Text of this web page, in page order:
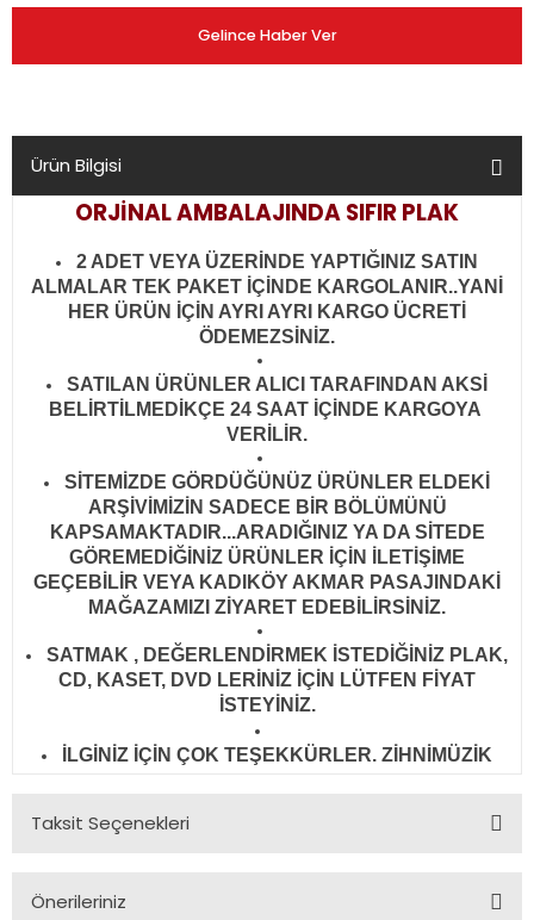
Gelince Haber Ver
Ürün Bilgisi
ORJİNAL AMBALAJINDA SIFIR PLAK
2 ADET VEYA ÜZERİNDE YAPTIĞINIZ SATIN
ALMALAR TEK PAKET İÇİNDE KARGOLANIR..YANİ
HER ÜRÜN İÇİN AYRI AYRI KARGO ÜCRETİ
ÖDEMEZSİNİZ.
SATILAN ÜRÜNLER ALICI TARAFINDAN AKSİ
BELİRTİLMEDİKÇE 24 SAAT İÇİNDE KARGOYA
VERİLİR.
SİTEMİZDE GÖRDÜĞÜNÜZ ÜRÜNLER ELDEKİ
ARŞİVİMİZİN SADECE BİR BÖLÜMÜNÜ
KAPSAMAKTADIR...ARADIĞINIZ YA DA SİTEDE
GÖREMEDİĞİNİZ ÜRÜNLER İÇİN İLETİŞİME
GEÇEBİLİR VEYA KADIKÖY AKMAR PASAJINDAKİ
MAĞAZAMIZI ZİYARET EDEBİLİRSİNİZ.
SATMAK , DEĞERLENDİRMEK İSTEDİĞİNİZ PLAK,
CD, KASET, DVD LERİNİZ İÇİN LÜTFEN FİYAT
İSTEYİNİZ.
İLGİNİZ İÇİN ÇOK TEŞEKKÜRLER. ZİHNİMÜZİK
Taksit Seçenekleri
Önerileriniz